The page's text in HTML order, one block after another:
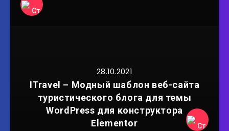
28.10.2021
ITravel – Модный шаблон веб-сайта
туристического блога для темы
WordPress для конструктора
Elementor